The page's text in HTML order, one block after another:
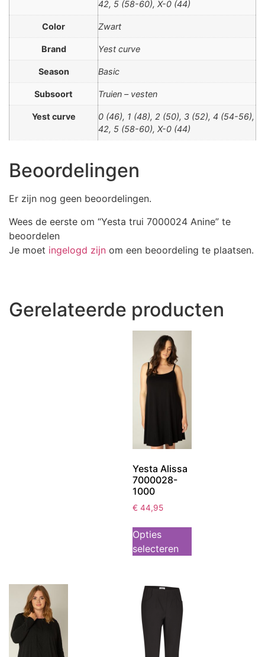
42, 5 (58-60), X-0 (44)
Color Zwart
Brand Yest curve
Season Basic
Subsoort Truien – vesten
Yest curve
0 (46), 1 (48), 2 (50), 3 (52), 4 (54-56),
42, 5 (58-60), X-0 (44)
Beoordelingen
Er zijn nog geen beoordelingen.
Wees de eerste om “Yesta trui 7000024 Anine” te
beoordelen
Je moet ingelogd zijn om een beoordeling te plaatsen.
Gerelateerde producten
Yesta Alissa
7000028-
1000
€ 44,95
Opties
selecteren